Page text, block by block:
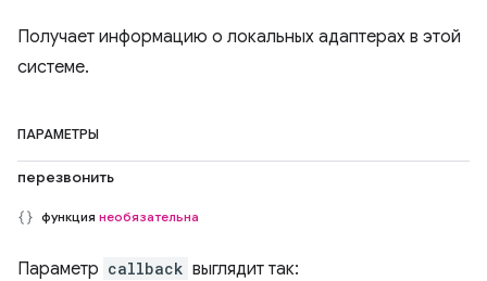
Получает информацию о локальных адаптерах в этой
системе.
ПАРАМЕТРЫ
перезвонить
функция необязательна
Параметр callback выглядит так: